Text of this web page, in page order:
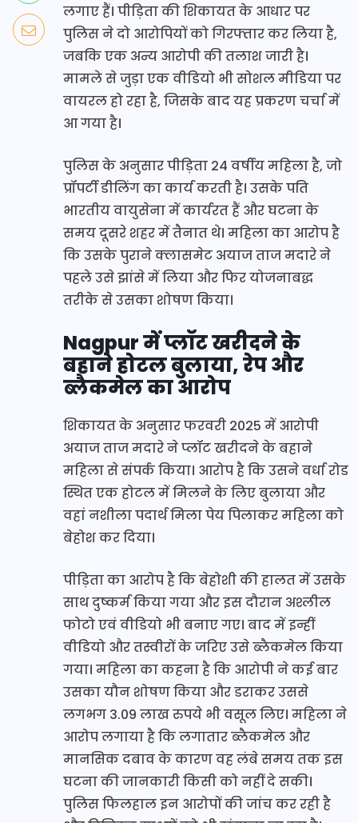
लगाए हैं। पीड़िता की शिकायत के आधार पर
पुलिस ने दो आरोपियों को गिरफ्तार कर लिया है,
जबकि एक अन्य आरोपी की तलाश जारी है।
मामले से जुड़ा एक वीडियो भी सोशल मीडिया पर
वायरल हो रहा है, जिसके बाद यह प्रकरण चर्चा में
आ गया है।
पुलिस के अनुसार पीड़िता 24 वर्षीय महिला है, जो
प्रॉपर्टी डीलिंग का कार्य करती है। उसके पति
भारतीय वायुसेना में कार्यरत हैं और घटना के
समय दूसरे शहर में तैनात थे। महिला का आरोप है
कि उसके पुराने क्लासमेट अयाज ताज मदारे ने
पहले उसे झांसे में लिया और फिर योजनाबद्ध
तरीके से उसका शोषण किया।
Nagpur मेंप्लॉट खरीदने के
बहाने होटल बुलाया, रेप और
ब्लैकमेल का आरोप
शिकायत के अनुसार फरवरी 2025 में आरोपी
अयाज ताज मदारे ने प्लॉट खरीदने के बहाने
महिला से संपर्क किया। आरोप है कि उसने वर्धा रोड
स्थित एक होटल में मिलने के लिए बुलाया और
वहां नशीला पदार्थ मिला पेय पिलाकर महिला को
बेहोश कर दिया।
पीड़िता का आरोप है कि बेहोशी की हालत में उसके
साथ दुष्कर्म किया गया और इस दौरान अश्लील
फोटो एवं वीडियो भी बनाए गए। बाद में इन्हीं
वीडियो और तस्वीरों के जरिए उसे ब्लैकमेल किया
गया। महिला का कहना है कि आरोपी ने कई बार
उसका यौन शोषण किया और डराकर उससे
लगभग 3.09 लाख रुपये भी वसूल लिए। महिला ने
आरोप लगाया है कि लगातार ब्लैकमेल और
मानसिक दबाव के कारण वह लंबे समय तक इस
घटना की जानकारी किसी को नहीं दे सकी।
पुलिस फिलहाल इन आरोपों की जांच कर रही है